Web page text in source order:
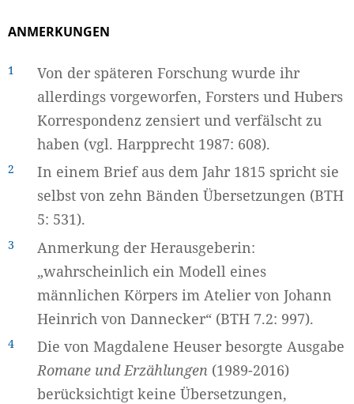
ANMERKUNGEN
1
Von der späteren Forschung wurde ihr
allerdings vorgeworfen, Forsters und Hubers
Korrespondenz zensiert und verfälscht zu
haben (vgl. Harpprecht 1987: 608).
2
In einem Brief aus dem Jahr 1815 spricht sie
selbst von zehn Bänden Übersetzungen (BTH
5: 531).
3
Anmerkung der Herausgeberin:
„wahrscheinlich ein Modell eines
männlichen Körpers im Atelier von Johann
Heinrich von Dannecker“ (BTH 7.2: 997).
4
Die von Magdalene Heuser besorgte Ausgabe
Romane und Erzählungen(1989-2016)
berücksichtigt keine Übersetzungen,